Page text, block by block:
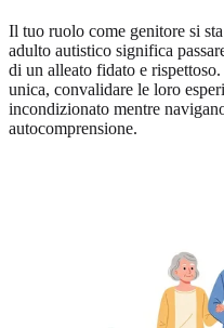
Il tuo ruolo come genitore si
adulto autistico significa
di un alleato fidato e
unica, convalidare le loro
incondizionato mentre
autocomprensione.